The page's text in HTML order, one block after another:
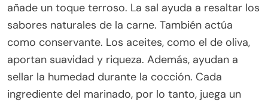
añade un toque terroso. La sal ayuda a resaltar los
sabores naturales de la carne. También actúa
como conservante. Los aceites, como el de oliva,
aportan suavidad y riqueza. Además, ayudan a
sellar la humedad durante la cocción. Cada
ingrediente del marinado, por lo tanto, juega un